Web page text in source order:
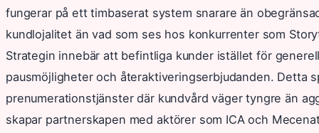
fungerar på ett timbaserat system snarare än
kundlojalitet än vad som ses hos konkurrenter som
Strategin innebär att befintliga kunder istället för
pausmöjligheter och återaktiveringserbjudanden. Detta
prenumerationstjänster där kundvård väger tyngre än
skapar partnerskapen med aktörer som ICA och